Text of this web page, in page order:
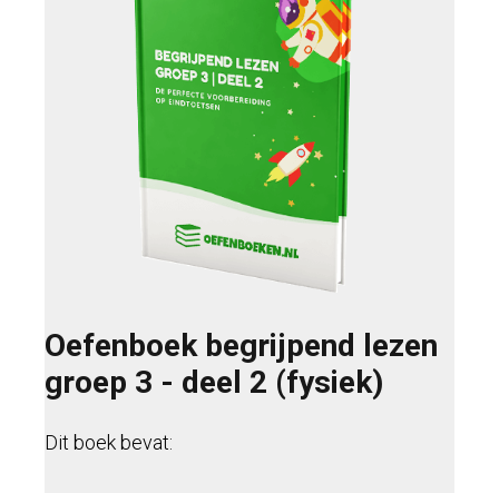
Oefenboek begrijpend lezen
groep 3 - deel 2 (fysiek)
Dit boek bevat: